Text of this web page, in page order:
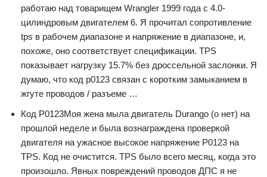
работаю над товарищем Wrangler 1999 года с 4.0-
цилиндровым двигателем 6. Я прочитал сопротивление
tps в рабочем диапазоне и напряжение в диапазоне, и,
похоже, оно соответствует спецификации. TPS
показывает нагрузку 15.7% без дроссельной заслонки. Я
думаю, что код p0123 связан с коротким замыканием в
жгуте проводов / разъеме …
Код P0123Моя жена мыла двигатель Durango (о нет) на
прошлой неделе и была вознаграждена проверкой
двигателя на ужасное высокое напряжение P0123 на
TPS. Код не очистится. TPS было всего месяц, когда это
произошло. Явных повреждений проводов ДПС я не